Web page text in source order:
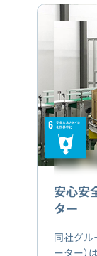
安心安
ター
同社グル
ーター）